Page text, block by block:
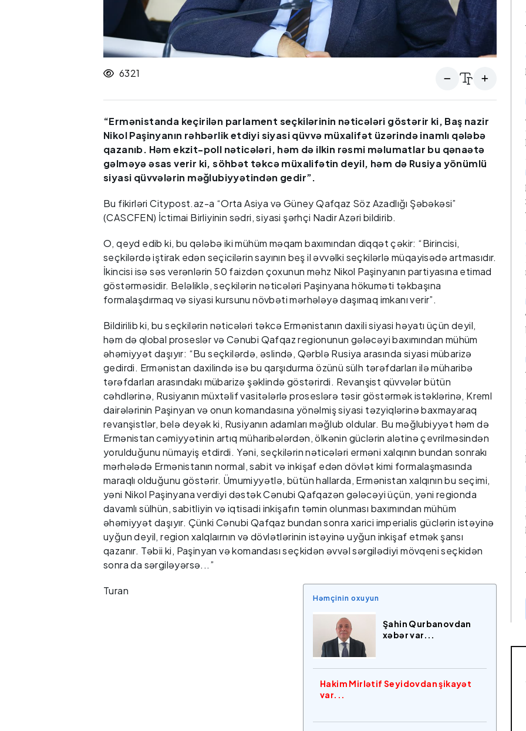
6321
“Ermənistanda keçirilən parlament seçkilərinin nəticələri göstərir ki, Baş nazir
Nikol Paşinyanın rəhbərlik etdiyi siyasi qüvvə müxalifət üzərində inamlı qələbə
qazanıb. Həm ekzit-poll nəticələri, həm də ilkin rəsmi məlumatlar bu qənaətə
gəlməyə əsas verir ki, söhbət təkcə müxalifətin deyil, həm də Rusiya yönümlü
siyasi qüvvələrin məğlubiyyətindən gedir”.
Bu fikirləri Citypost.az-a “Orta Asiya və Güney Qafqaz Söz Azadlığı Şəbəkəsi”
(CASCFEN) İctimai Birliyinin sədri, siyasi şərhçi Nadir Azəri bildirib.
O, qeyd edib ki, bu qələbə iki mühüm məqam baxımından diqqət çəkir: “Birincisi,
seçkilərdə iştirak edən seçicilərin sayının beş il əvvəlki seçkilərlə müqayisədə artmasıdır.
İkincisi isə səs verənlərin 50 faizdən çoxunun məhz Nikol Paşinyanın partiyasına etimad
göstərməsidir. Beləliklə, seçkilərin nəticələri Paşinyana hökuməti təkbaşına
formalaşdırmaq və siyasi kursunu növbəti mərhələyə daşımaq imkanı verir”.
Bildirilib ki, bu seçkilərin nəticələri təkcə Ermənistanın daxili siyasi həyatı üçün deyil,
həm də qlobal proseslər və Cənubi Qafqaz regionunun gələcəyi baxımından mühüm
əhəmiyyət daşıyır: “Bu seçkilərdə, əslində, Qərblə Rusiya arasında siyasi mübarizə
gedirdi. Ermənistan daxilində isə bu qarşıdurma özünü sülh tərəfdarları ilə müharibə
tərəfdarları arasındakı mübarizə şəklində göstərirdi. Revanşist qüvvələr bütün
cəhdlərinə, Rusiyanın müxtəlif vasitələrlə proseslərə təsir göstərmək istəklərinə, Kreml
dairələrinin Paşinyan və onun komandasına yönəlmiş siyasi təzyiqlərinə baxmayaraq
revanşistlər, belə deyək ki, Rusiyanın adamları məğlub oldular. Bu məğlubiyyət həm də
Ermənistan cəmiyyətinin artıq müharibələrdən, ölkənin güclərin alətinə çevrilməsindən
yorulduğunu nümayiş etdirdi. Yəni, seçkilərin nəticələri erməni xalqının bundan sonrakı
mərhələdə Ermənistanın normal, sabit və inkişaf edən dövlət kimi formalaşmasında
maraqlı olduğunu göstərir. Ümumiyyətlə, bütün hallarda, Ermənistan xalqının bu seçimi,
yəni Nikol Paşinyana verdiyi dəstək Cənubi Qafqazən gələcəyi üçün, yəni regionda
davamlı sülhün, sabitliyin və iqtisadi inkişafın təmin olunması baxımından mühüm
əhəmiyyət daşıyır. Çünki Cənubi Qafqaz bundan sonra xarici imperialis güclərin istəyinə
uyğun deyil, region xalqlaırnın və dövlətlərinin istəyinə uyğun inkişaf etmək şansı
qazanır. Təbii ki, Paşinyan və komandası seçkidən əvvəl sərgilədiyi mövqeni seçkidən
sonra da sərgiləyərsə...”
Həmçinin oxuyun
Şahin Qurbanovdan
xəbər var...
Hakim Mirlətif Seyidovdan şikayət
var...
Turan